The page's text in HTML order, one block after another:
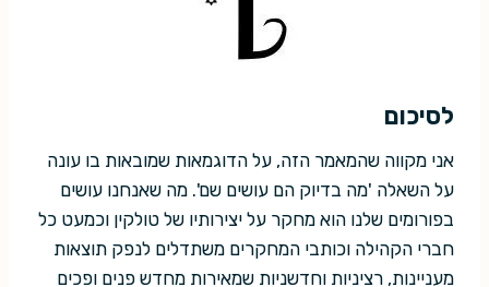
לסיכום
אני מקווה שהמאמר הזה, על הדוגמאות שמובאות בו עונה
על השאלה 'מה בדיוק הם עושים שם'. מה שאנחנו עושים
בפורומים שלנו הוא מחקר על יצירותיו של טולקין וכמעט כל
חברי הקהילה וכותבי המחקרים משתדלים לנפק תוצאות
מעניינות, רציניות וחדשניות שמאירות מחדש פנים ופכים